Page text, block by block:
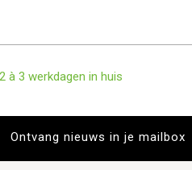
à 3 werkdagen in huis